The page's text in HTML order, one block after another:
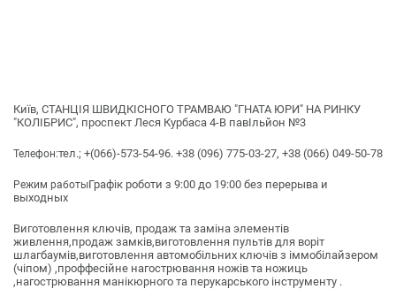
Київ, СТАНЦІЯ ШВИДКІСНОГО ТРАМВАЮ "ГНАТА ЮРИ" НА РИНКУ
"КОЛІБРИС", проспект Леся Курбаса 4-В павІльйон №3
Телефон:тел.; +(066)-573-54-96. +38 (096) 775-03-27, +38 (066) 049-50-78
Режим работыГрафік роботи з 9:00 до 19:00 без перерыва и
выходных
Виготовлення ключів, продаж та заміна элементів
живлення,продаж замків,виготовлення пультів для воріт
шлагбаумів,виготовлення автомобільних ключів з іммобілайзером
(чіпом) ,проффесійне нагострювання ножів та ножиць
,нагострювання манікюрного та перукарського інструменту .